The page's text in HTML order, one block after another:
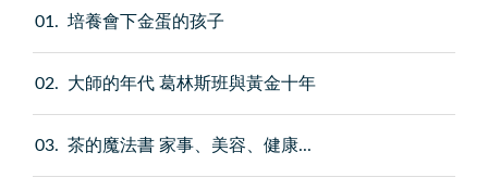
01 培養會下金蛋的孩子
02 大師的年代 葛林斯班與黃金十年
03 茶的魔法書 家事、美容、健康...